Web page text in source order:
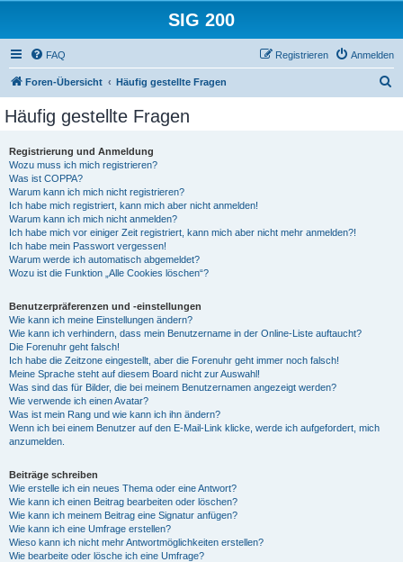
SIG 200
FAQ Anmelden
Registrieren
Foren-Übersicht Häufig gestellte Fragen
Häufig gestellte Fragen
Registrierung und Anmeldung
Wozu muss ich mich registrieren?
Was ist COPPA?
Warum kann ich mich nicht registrieren?
Ich habe mich registriert, kann mich aber nicht anmelden!
Warum kann ich mich nicht anmelden?
Ich habe mich vor einiger Zeit registriert, kann mich aber nicht mehr anmelden?!
Ich habe mein Passwort vergessen!
Warum werde ich automatisch abgemeldet?
Wozu ist die Funktion „Alle Cookies löschen“?
Benutzerpräferenzen und -einstellungen
Wie kann ich meine Einstellungen ändern?
Wie kann ich verhindern, dass mein Benutzername in der Online-Liste auftaucht?
Die Forenuhr geht falsch!
Ich habe die Zeitzone eingestellt, aber die Forenuhr geht immer noch falsch!
Meine Sprache steht auf diesem Board nicht zur Auswahl!
Was sind das für Bilder, die bei meinem Benutzernamen angezeigt werden?
Wie verwende ich einen Avatar?
Was ist mein Rang und wie kann ich ihn ändern?
Wenn ich bei einem Benutzer auf den E-Mail-Link klicke, werde ich aufgefordert, mich
anzumelden.
Beiträge schreiben
Wie erstelle ich ein neues Thema oder eine Antwort?
Wie kann ich einen Beitrag bearbeiten oder löschen?
Wie kann ich meinem Beitrag eine Signatur anfügen?
Wie kann ich eine Umfrage erstellen?
Wieso kann ich nicht mehr Antwortmöglichkeiten erstellen?
Wie bearbeite oder lösche ich eine Umfrage?